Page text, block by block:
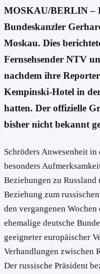
MOSKAU/BERLIN –
Bundeskanzler
Moskau. Dies
Fernsehsender NTV
nachdem ihre
Kempinski-Hotel in
hatten. Der offizielle
bisher nicht bekannt
Schröders Anwesenheit
besonders
Beziehungen zu
Beziehung zum
den vergangenen Wochen
ehemalige deutsche
geeigneter europäischer
Verhandlungen zwischen
Der russische Präsident